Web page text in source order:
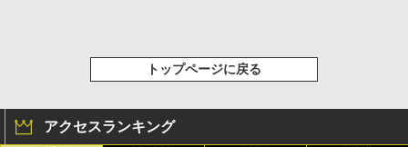
トップページに戻る
アクセスランキング